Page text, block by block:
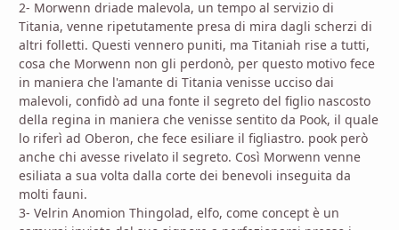
2- Morwenn driade malevola, un tempo al servizio di
Titania, venne ripetutamente presa di mira dagli scherzi di
altri folletti. Questi vennero puniti, ma Titaniah rise a tutti,
cosa che Morwenn non gli perdonò, per questo motivo fece
in maniera che l'amante di Titania venisse ucciso dai
malevoli, confidò ad una fonte il segreto del figlio nascosto
della regina in maniera che venisse sentito da Pook, il quale
lo riferì ad Oberon, che fece esiliare il figliastro. pook però
anche chi avesse rivelato il segreto. Così Morwenn venne
esiliata a sua volta dalla corte dei benevoli inseguita da
molti fauni.
3- Velrin Anomion Thingolad, elfo, come concept è un